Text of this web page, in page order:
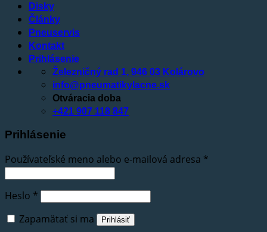
Disky
Články
Pneuservis
Kontakt
Prihlásenie
Železničný rad 1, 946 03 Kolárovo
info@pneumatikylacne.sk
Otváracia doba
+421 907 118 847
Prihlásenie
Používateľské meno alebo e-mailová adresa *
Heslo *
Zapamätať si ma
Prihlásiť